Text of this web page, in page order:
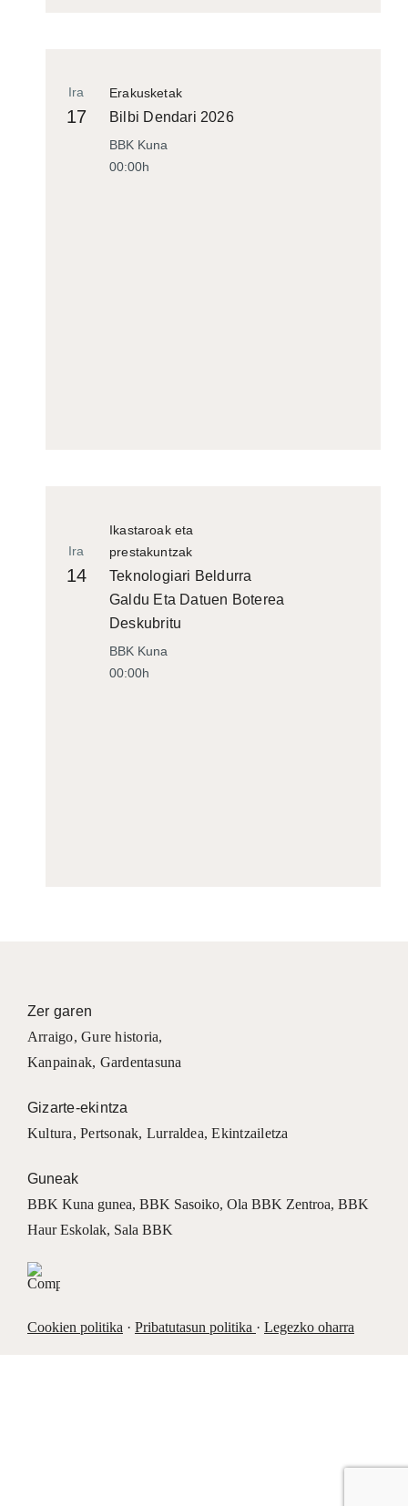
Erakusketak
Ira
17 Bilbi Dendari 2026
BBK Kuna
00:00h
Ikastaroak eta
prestakuntzak
Ira
14
Teknologiari Beldurra
Galdu Eta Datuen Boterea
Deskubritu
BBK Kuna
00:00h
Zer garen
Arraigo,Gure historia,
Kanpainak, Gardentasuna
Gizarte-ekintza
Kultura,Pertsonak, Lurraldea,Ekintzailetza
Guneak
BBK Kuna gunea, BBK Sasoiko, Ola BBK Zentroa, BBK
Haur Eskolak, Sala BBK
Cookien politika· Pribatutasun politika · Legezko oharra